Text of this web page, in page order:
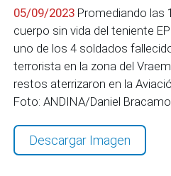
05/09/2023 Promediando las
cuerpo sin vida del teniente
uno de los 4 soldados
terrorista en la zona del
restos aterrizaron en la
Foto: ANDINA/Daniel
Descargar Imagen